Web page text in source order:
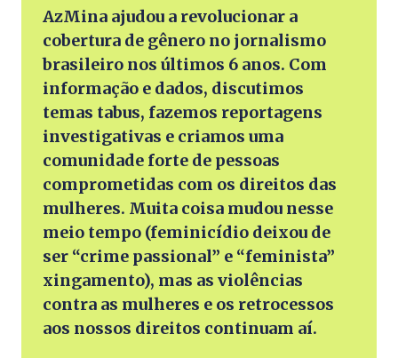
AzMina ajudou a revolucionar a
cobertura de gênero no jornalismo
brasileiro nos últimos 6 anos. Com
informação e dados, discutimos
temas tabus, fazemos reportagens
investigativas e criamos uma
comunidade forte de pessoas
comprometidas com os direitos das
mulheres. Muita coisa mudou nesse
meio tempo (feminicídio deixou de
ser “crime passional” e “feminista”
xingamento), mas as violências
contra as mulheres e os retrocessos
aos nossos direitos continuam aí.